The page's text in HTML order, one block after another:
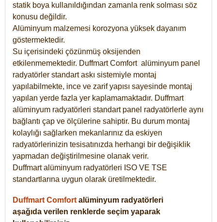
statik boya kullanıldığından zamanla renk solması söz
konusu değildir.
Alüminyum malzemesi korozyona yüksek dayanım
göstermektedir.
Su içerisindeki çözünmüş oksijenden
etkilenmemektedir. DuffmartComfort alüminyum panel
radyatörler standart askı sistemiyle montaj
yapılabilmekte, ince ve zarif yapısı sayesinde montaj
yapılan yerde fazla yer kaplamamaktadır. Duffmart
alüminyum radyatörleri standart panel radyatörlerle aynı
bağlantı çap ve ölçülerine sahiptir. Bu durum montaj
kolaylığı sağlarken mekanlarınız da eskiyen
radyatörlerinizin tesisatınızda herhangi bir değişiklik
yapmadan değiştirilmesine olanak verir.
Duffmart alüminyum radyatörleri ISO VE TSE
standartlarına uygun olarak üretilmektedir.
Duffmart Comfort alüminyum radyatörleri
aşağıda verilen renklerde seçim yaparak